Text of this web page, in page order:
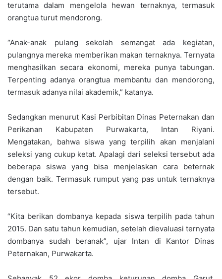
terutama dalam mengelola hewan ternaknya, termasuk
orangtua turut mendorong.
“Anak-anak pulang sekolah semangat ada kegiatan,
pulangnya mereka memberikan makan ternaknya. Ternyata
menghasilkan secara ekonomi, mereka punya tabungan.
Terpenting adanya orangtua membantu dan mendorong,
termasuk adanya nilai akademik,” katanya.
Sedangkan menurut Kasi Perbibitan Dinas Peternakan dan
Perikanan Kabupaten Purwakarta, Intan Riyani.
Mengatakan, bahwa siswa yang terpilih akan menjalani
seleksi yang cukup ketat. Apalagi dari seleksi tersebut ada
beberapa siswa yang bisa menjelaskan cara beternak
dengan baik. Termasuk rumput yang pas untuk ternaknya
tersebut.
“Kita berikan dombanya kepada siswa terpilih pada tahun
2015. Dan satu tahun kemudian, setelah dievaluasi ternyata
dombanya sudah beranak”, ujar Intan di Kantor Dinas
Peternakan, Purwakarta.